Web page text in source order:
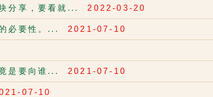
分享，要看就... 2022-03-20
必要性。... 2021-07-10
是要向谁... 2021-07-10
07-10